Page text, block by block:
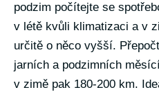
podzim počítejte se
v létě kvůli klimatizaci a v
určitě o něco vyšší.
jarních a podzimních
v zimě pak 180-200 km.